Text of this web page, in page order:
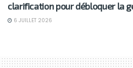
clarification pour débloquer la
6 JUILLET 2026